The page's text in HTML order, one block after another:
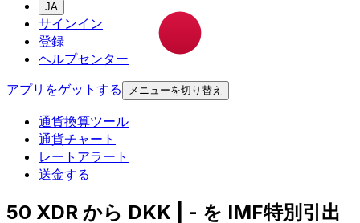
JA
サインイン
登録
ヘルプセンター
アプリをゲットする
メニューを切り替え
通貨換算ツール
通貨チャート
レートアラート
送金する
50 XDR から DKK | - を IMF特別引出